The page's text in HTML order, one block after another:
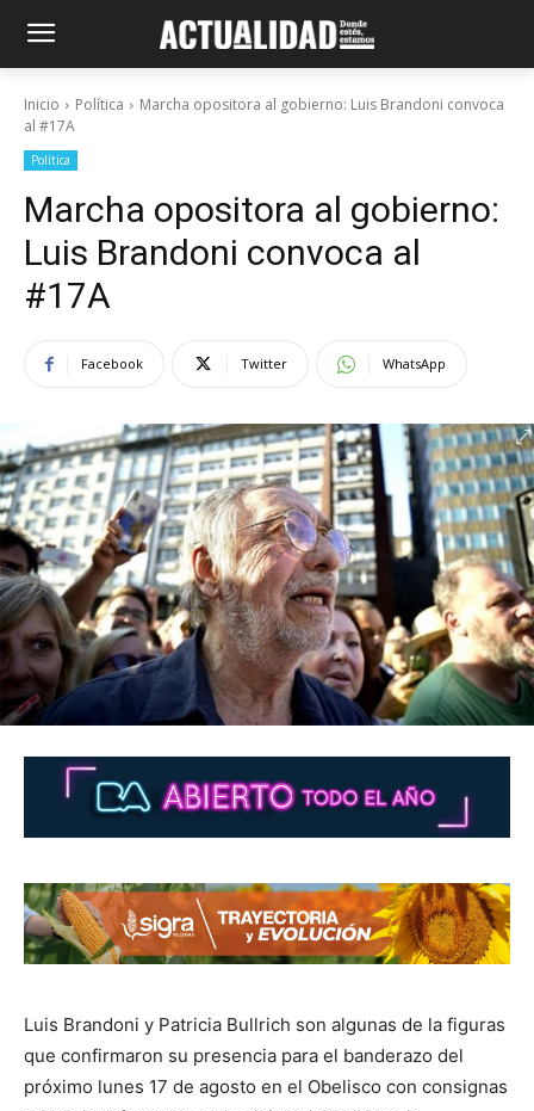
Inicio Política
Marcha opositora al gobierno: Luis Brandoni convoca
al #17A
Política
Marcha opositora al gobierno:
Luis Brandoni convoca al
#17A
Facebook Twitter WhatsApp
Luis Brandoni y Patricia Bullrich son algunas de la figuras
que confirmaron su presencia para el banderazo del
próximo lunes 17 de agosto en el Obelisco con consignas